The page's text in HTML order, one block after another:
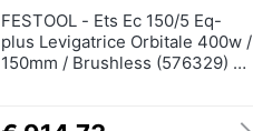
Vedi tutti
FESTOOL - Ets Ec 150/5 Eq-
plus Levigatrice Orbitale 400w /
150mm / Brushless (576329) +